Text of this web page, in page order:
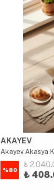
AKAYEV
Akayev Akasya
%80
₺
₺